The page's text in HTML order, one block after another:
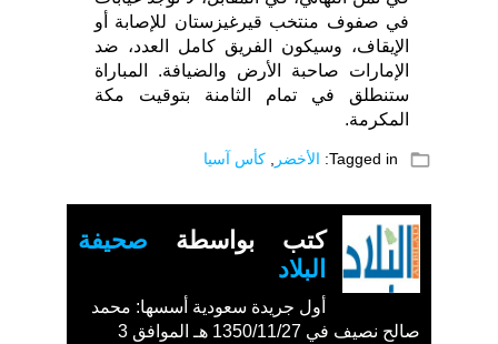
في صفوف منتخب قيرغيزستان للإصابة أو
الإيقاف، وسيكون الفريق كامل العدد، ضد
الإمارات صاحبة الأرض والضيافة. المباراة
ستنطلق في تمام الثامنة بتوقيت مكة
المكرمة.
folder_open
Tagged in: الأخضر كأس آسيا
كتب بواسطة صحيفة
البلاد
أول جريدة سعودية أسسها: محمد
صالح نصيف في 1350/11/27 هـ الموافق 3